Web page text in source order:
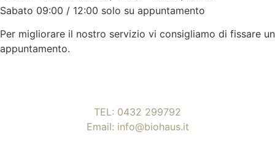
Sabato 09:00 / 12:00 solo su appuntamento
Per migliorare il nostro servizio vi consigliamo di fissare un
appuntamento.
TEL: 0432 299792
Email: info@biohaus.it